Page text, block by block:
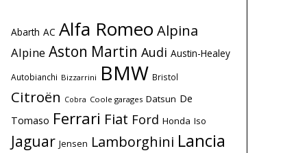
Abarth AC Alfa Romeo Alpina
Alpine Aston Martin Audi Austin-Healey
Autobianchi Bizzarrini BMW Bristol
Citroën Cobra Coole garages Datsun De
Tomaso Ferrari Fiat Ford Honda Iso
Jaguar Jensen Lamborghini Lancia